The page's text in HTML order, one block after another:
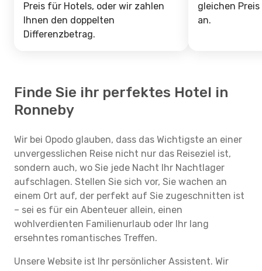
Preis für Hotels, oder wir zahlen
Ihnen den doppelten
Differenzbetrag.
gleichen
an.
Finde Sie ihr perfektes Hotel in
Ronneby
Wir bei Opodo glauben, dass das Wichtigste an einer
unvergesslichen Reise nicht nur das Reiseziel ist,
sondern auch, wo Sie jede Nacht Ihr Nachtlager
aufschlagen. Stellen Sie sich vor, Sie wachen an
einem Ort auf, der perfekt auf Sie zugeschnitten ist
– sei es für ein Abenteuer allein, einen
wohlverdienten Familienurlaub oder Ihr lang
ersehntes romantisches Treffen.
Unsere Website ist Ihr persönlicher Assistent. Wir